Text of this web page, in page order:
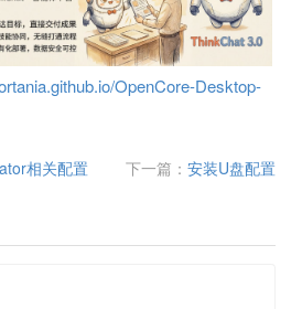
OpenCore-Desktop-
相关配置 下一篇： 安装U盘配置